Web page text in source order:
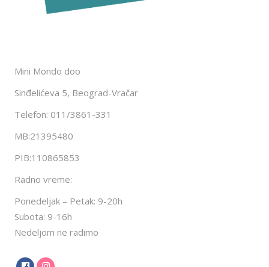
Mini Mondo doo
Sinđelićeva 5, Beograd-Vračar
Telefon: 011/3861-331
MB:21395480
PIB:110865853
Radno vreme:
Ponedeljak – Petak: 9-20h
Subota: 9-16h
Nedeljom ne radimo